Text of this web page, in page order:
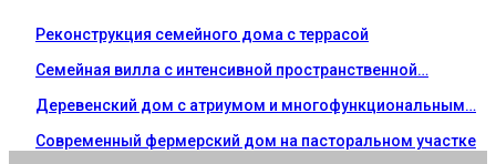
Реконструкция семейного дома с террасой
Семейная вилла с интенсивной пространственной…
Деревенский дом с атриумом и многофункциональным…
Современный фермерский дом на пасторальном участке